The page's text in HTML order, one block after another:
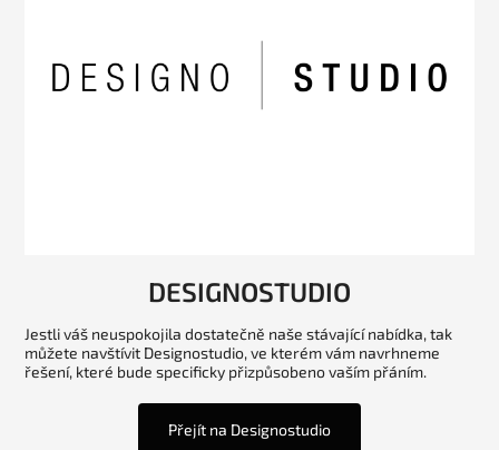
DESIGNOSTUDIO
Jestli váš neuspokojila dostatečně naše stávající nabídka, tak
můžete navštívit Designostudio, ve kterém vám navrhneme
řešení, které bude specificky přizpůsobeno vaším přáním.
Přejít na Designostudio